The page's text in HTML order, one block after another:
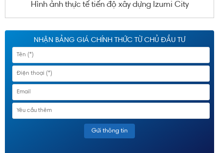
Hình ảnh thực tế tiến độ xây dựng Izumi City
NHẬN BẢNG GIÁ CHÍNH THỨC TỪ CHỦ ĐẦU TƯ